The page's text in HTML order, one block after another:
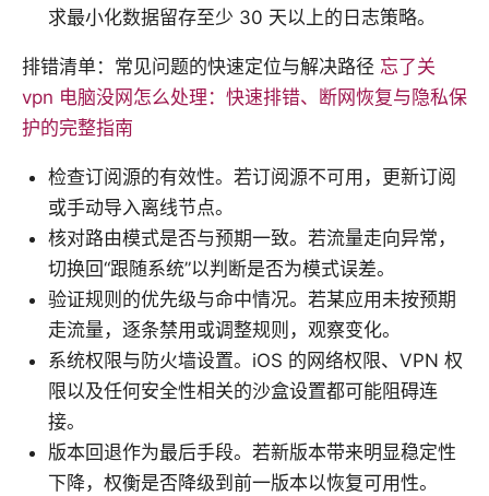
求最小化数据留存至少 30 天以上的日志策略。
排错清单：常见问题的快速定位与解决路径 忘了关
vpn 电脑没网怎么处理：快速排错、断网恢复与隐私保
护的完整指南
检查订阅源的有效性。若订阅源不可用，更新订阅
或手动导入离线节点。
核对路由模式是否与预期一致。若流量走向异常，
切换回“跟随系统”以判断是否为模式误差。
验证规则的优先级与命中情况。若某应用未按预期
走流量，逐条禁用或调整规则，观察变化。
系统权限与防火墙设置。iOS 的网络权限、VPN 权
限以及任何安全性相关的沙盒设置都可能阻碍连
接。
版本回退作为最后手段。若新版本带来明显稳定性
下降，权衡是否降级到前一版本以恢复可用性。